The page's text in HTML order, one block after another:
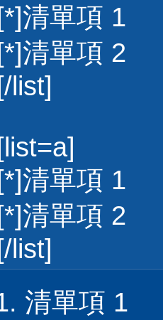
[*]清單項 1
[*]清單項 2
[/list]
[list=a]
[*]清單項 1
[*]清單項 2
[/list]
清單項 1